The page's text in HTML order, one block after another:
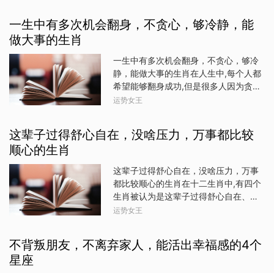
合中表现出色，能够成为众人关注的焦
点。此外，你们还可能收获一些出
西，买完又后悔不已。你可以放心大胆
题的，今天的你还是得正视自己内心的
矛盾。有伴的你，无论是聚会还是玩乐
场合都别忘了贴心带着他参加。财运偏
差，你不出门都有办法把银子花出去，
端的纷争，不是你的就别太强求什么
了！【巨蟹座】关
遇，开创事业新局，赚进大笔钱财！白
你们的行动力将是实现财富增长的关
键。积极寻找新的投资机会或拓展业务
领域，勇敢地迈出第一步，有望获得丰
厚的回报。同时，要注意避免过于冲动
月 20 日 - 5 月 20 日）金牛座的人一向
以稳健著称。在年底前，你们可以继续
财，实现财富的稳步增长。可以考虑投
资一些稳健的项目，或者加强对现有资
产的管理。此外，抓住一些兼职或副业
的机会，也能为你们带来额外的收入。
前
一生中有多次机会翻身，不贪心，够冷静，能
做大事的生肖
一生中有多次机会翻身，不贪心，够冷
静，能做大事的生肖在人生中,每个人都
希望能够翻身成功,但是很多人因为贪心
和不冷静而失去了机会。然而,有些生肖
个生肖吧。生肖鼠生肖鼠的人非常聪明,
通常会选择等待更好的机会。生肖鼠的
人一生中会有许多机会翻身,他们通常会
抓住每一个机会,但是也不会过于贪心,保
持冷静的头脑，发家致富无压力。生肖
且拥有很强的领导才能。他们通常会选
择自己的机会,而不是等待别人给予他们
运势女王
这辈子过得舒心自在，没啥压力，万事都比较
顺心的生肖
这辈子过得舒心自在，没啥压力，万事
都比较顺心的生肖在十二生肖中,有四个
生肖被认为是这辈子过得舒心自在、没
啥压力、万事都比较顺心的代表。他们
和的一个。他们通常不喜欢与人争斗,而
运势女王
不背叛朋友，不离弃家人，能活出幸福感的4个
星座